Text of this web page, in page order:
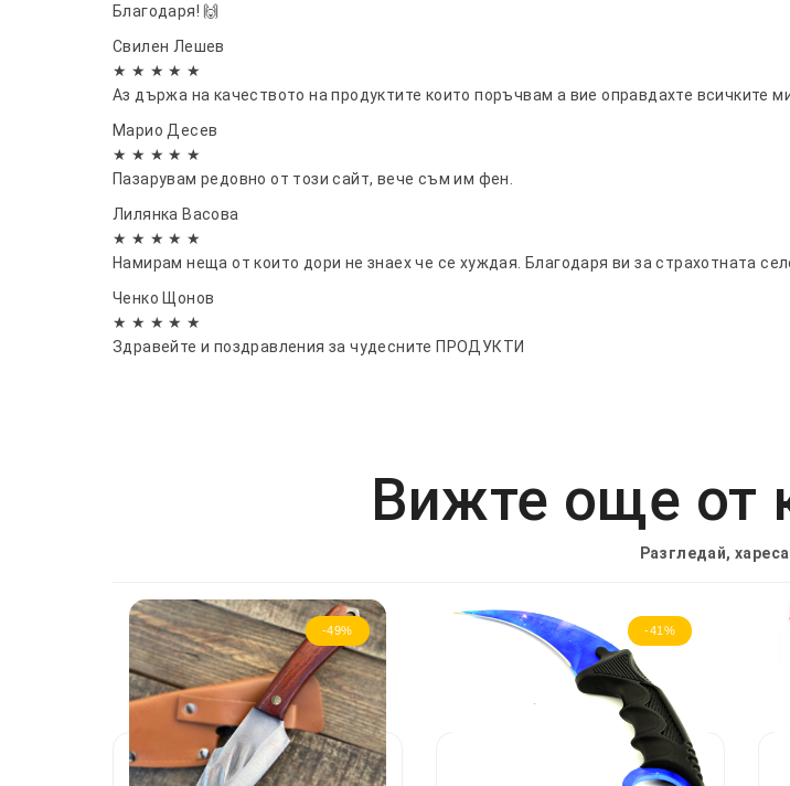
Благодаря! 🙌
Свилен Лешев
★ ★ ★ ★ ★
Аз държа на качеството на продуктите които поръчвам а вие оправдахте всичките
Марио Десев
★ ★ ★ ★ ★
Пазарувам редовно от този сайт, вече съм им фен.
Лилянка Васовa
★ ★ ★ ★ ★
Намирам неща от които дори не знаех че се хуждая. Благодаря ви за страхотната
Ченко Щонов
★ ★ ★ ★ ★
Здравейте и поздравления за чудесните ПРОДУКТИ
Вижте още от
Разгледай,
-49% -41%